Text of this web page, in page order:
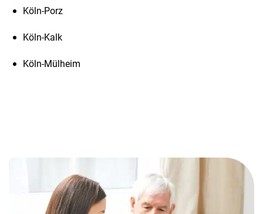
Köln-Porz
Köln-Kalk
Köln-Mülheim